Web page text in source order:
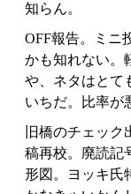
知らん。
OFF報告。ミニ
かも知れない。
や、ネタはとて
いちだ。比率が
旧橋のチェッ
稿再校。廃読記
形図。ヨッキ氏